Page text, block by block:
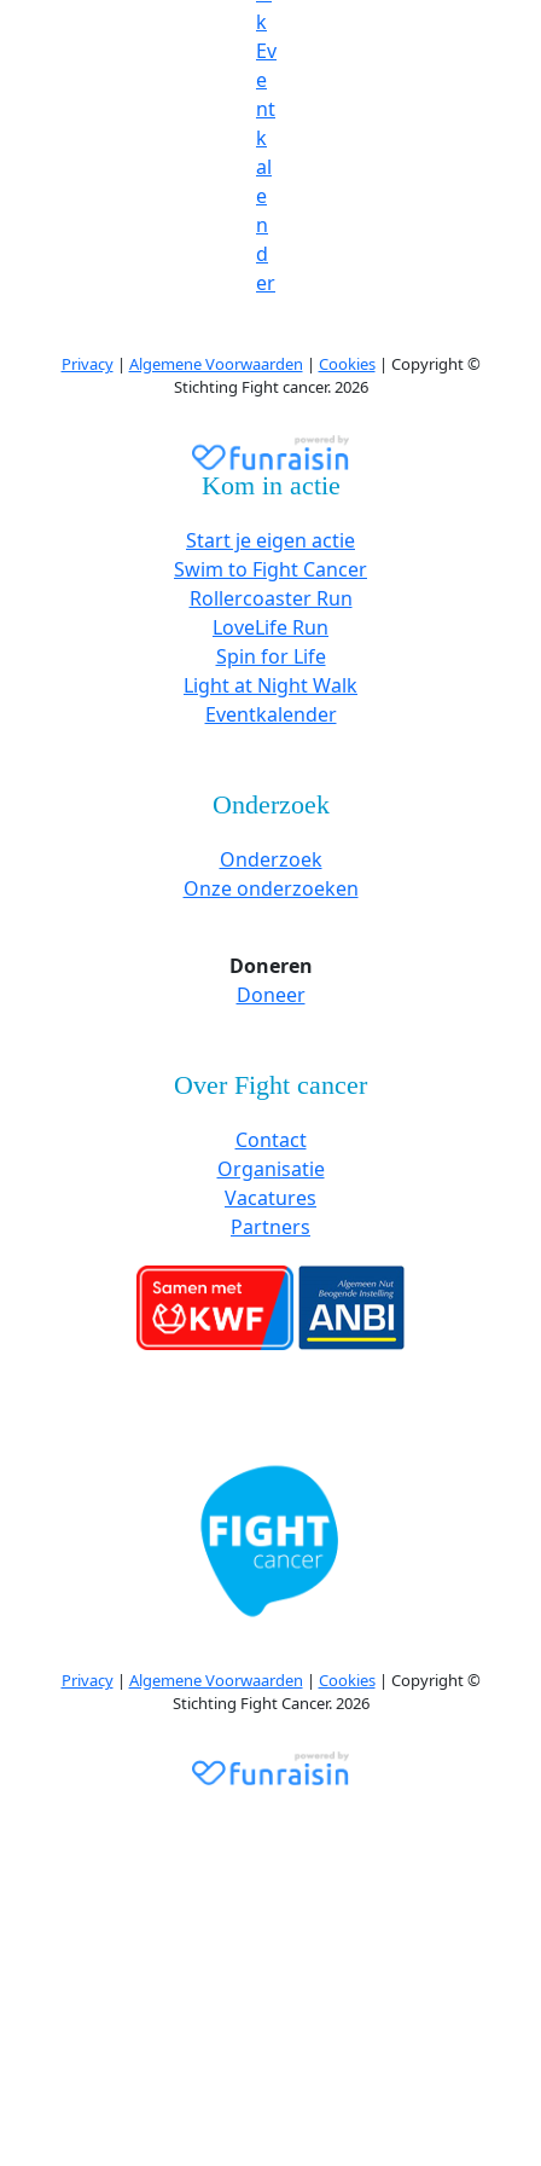
k
Ev
e
nt
k
al
e
n
d
er
Privacy| Algemene Voorwaarden | Cookies| Copyright ©
Stichting Fight cancer. 2026
Kom in actie
Start je eigen actie
Swim to Fight Cancer
Rollercoaster Run
LoveLife Run
Spin for Life
Light at Night Walk
Eventkalender
Onderzoek
Onderzoek
Onze onderzoeken
Doneren
Doneer
Over Fight cancer
Contact
Organisatie
Vacatures
Partners
Privacy| Algemene Voorwaarden | Cookies| Copyright ©
Stichting Fight Cancer. 2026